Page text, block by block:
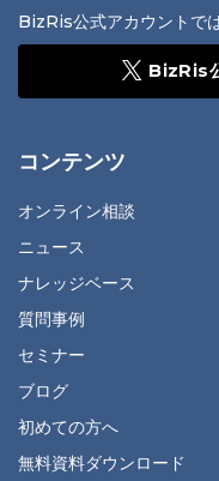
BizRis公式アカウントで
BizRis
コンテンツ
オンライン相談
ニュース
ナレッジベース
質問事例
セミナー
ブログ
初めての方へ
無料資料ダウンロード